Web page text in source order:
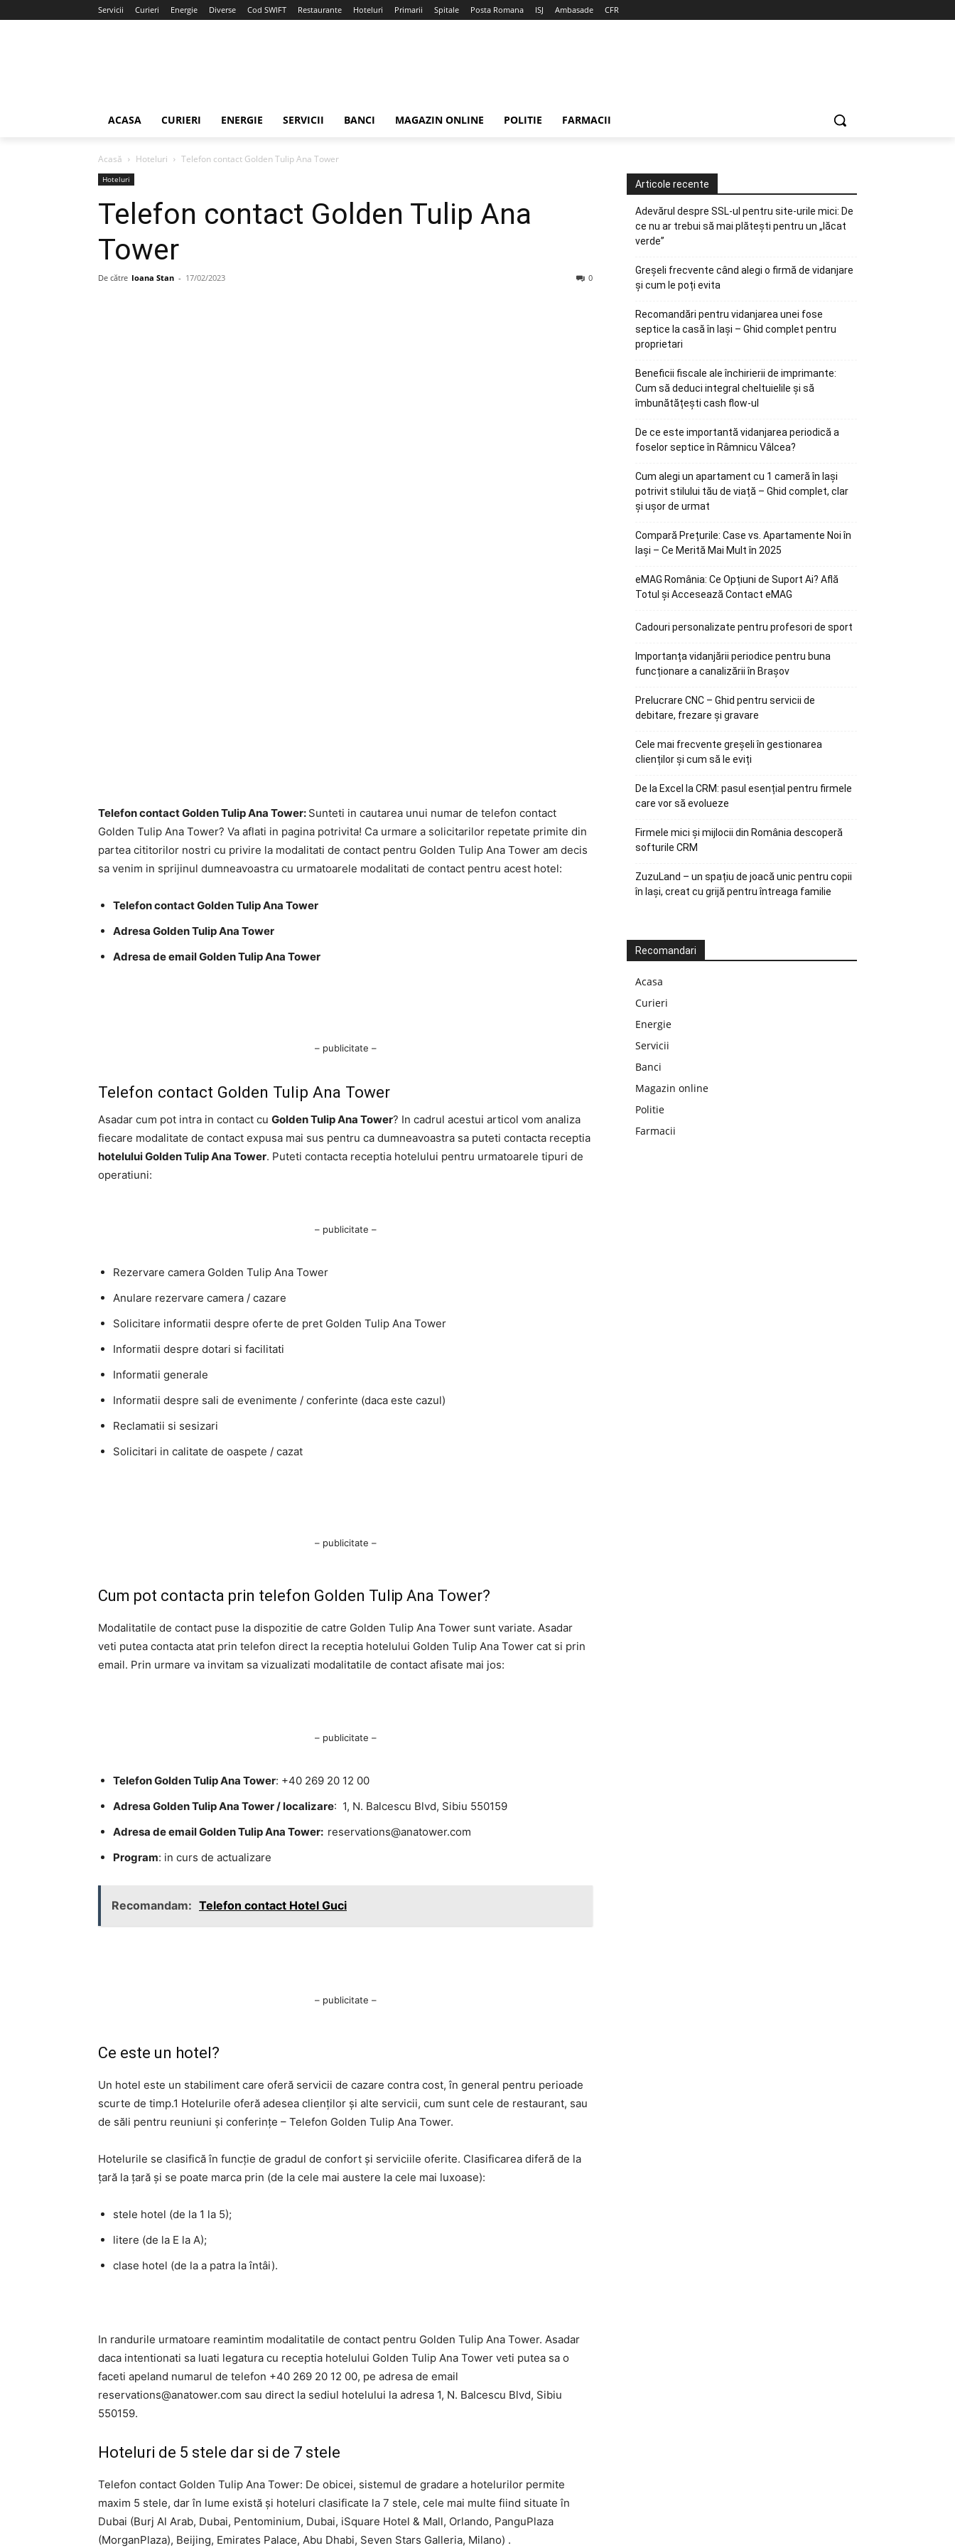
Servicii Curieri Energie Diverse Cod SWIFT Restaurante Hoteluri Primarii Spitale Posta Romana ISJ Ambasade CFR
ACASA CURIERI ENERGIE SERVICII BANCI MAGAZIN ONLINE POLITIE FARMACII
Acasă Hoteluri Telefon contact Golden Tulip Ana Tower
Hoteluri
Telefon contact Golden Tulip Ana
Tower
De către Ioana Stan - 17/02/2023 0
Telefon contact Golden Tulip Ana Tower: Sunteti in cautarea unui numar de telefon contact
Golden Tulip Ana Tower? Va aflati in pagina potrivita! Ca urmare a solicitarilor repetate primite din
partea cititorilor nostri cu privire la modalitati de contact pentru Golden Tulip Ana Tower am decis
sa venim in sprijinul dumneavoastra cu urmatoarele modalitati de contact pentru acest hotel:
Telefon contact Golden Tulip Ana Tower
Adresa Golden Tulip Ana Tower
Adresa de email Golden Tulip Ana Tower
– publicitate –
Telefon contact Golden Tulip Ana Tower
Asadar cum pot intra in contact cu Golden Tulip Ana Tower? In cadrul acestui articol vom analiza
fiecare modalitate de contact expusa mai sus pentru ca dumneavoastra sa puteti contacta receptia
hotelului Golden Tulip Ana Tower. Puteti contacta receptia hotelului pentru urmatoarele tipuri de
operatiuni:
– publicitate –
Rezervare camera Golden Tulip Ana Tower
Anulare rezervare camera / cazare
Solicitare informatii despre oferte de pret Golden Tulip Ana Tower
Informatii despre dotari si facilitati
Informatii generale
Informatii despre sali de evenimente / conferinte (daca este cazul)
Reclamatii si sesizari
Solicitari in calitate de oaspete / cazat
– publicitate –
Cum pot contacta prin telefon Golden Tulip Ana Tower?
Modalitatile de contact puse la dispozitie de catre Golden Tulip Ana Tower sunt variate. Asadar
veti putea contacta atat prin telefon direct la receptia hotelului Golden Tulip Ana Tower cat si prin
email. Prin urmare va invitam sa vizualizati modalitatile de contact afisate mai jos:
– publicitate –
Telefon Golden Tulip Ana Tower: +40 269 20 12 00
Adresa Golden Tulip Ana Tower / localizare: 1, N. Balcescu Blvd, Sibiu 550159
Adresa de email Golden Tulip Ana Tower: reservations@anatower.com
Program: in curs de actualizare
Recomandam: Telefon contact Hotel Guci
– publicitate –
Ce este un hotel?
Un hotel este un stabiliment care oferă servicii de cazare contra cost, în general pentru perioade
scurte de timp.1 Hotelurile oferă adesea clienților și alte servicii, cum sunt cele de restaurant, sau
de săli pentru reuniuni și conferințe – Telefon Golden Tulip Ana Tower.
Hotelurile se clasifică în funcție de gradul de confort și serviciile oferite. Clasificarea diferă de la
țară la țară și se poate marca prin (de la cele mai austere la cele mai luxoase):
stele hotel (de la 1 la 5);
litere (de la E la A);
clase hotel (de la a patra la întâi).
In randurile urmatoare reamintim modalitatile de contact pentru Golden Tulip Ana Tower. Asadar
daca intentionati sa luati legatura cu receptia hotelului Golden Tulip Ana Tower veti putea sa o
faceti apeland numarul de telefon +40 269 20 12 00, pe adresa de email
reservations@anatower.com sau direct la sediul hotelului la adresa 1, N. Balcescu Blvd, Sibiu
550159.
Hoteluri de 5 stele dar si de 7 stele
Telefon contact Golden Tulip Ana Tower: De obicei, sistemul de gradare a hotelurilor permite
maxim 5 stele, dar în lume există și hoteluri clasificate la 7 stele, cele mai multe fiind situate în
Dubai (Burj Al Arab, Dubai, Pentominium, Dubai, iSquare Hotel & Mall, Orlando, PanguPlaza
(MorganPlaza), Beijing, Emirates Palace, Abu Dhabi, Seven Stars Galleria, Milano) .
Articole recente
Adevărul despre SSL-ul pentru site-urile mici: De
ce nu ar trebui să mai plătești pentru un „lăcat
verde”
Greșeli frecvente când alegi o firmă de vidanjare
și cum le poți evita
Recomandări pentru vidanjarea unei fose
septice la casă în Iași – Ghid complet pentru
proprietari
Beneficii fiscale ale închirierii de imprimante:
Cum să deduci integral cheltuielile și să
îmbunătățești cash flow-ul
De ce este importantă vidanjarea periodică a
foselor septice în Râmnicu Vâlcea?
Cum alegi un apartament cu 1 cameră în Iași
potrivit stilului tău de viață – Ghid complet, clar
și ușor de urmat
Compară Prețurile: Case vs. Apartamente Noi în
Iași – Ce Merită Mai Mult în 2025
eMAG România: Ce Opțiuni de Suport Ai? Află
Totul și Accesează Contact eMAG
Cadouri personalizate pentru profesori de sport
Importanța vidanjării periodice pentru buna
funcționare a canalizării în Brașov
Prelucrare CNC – Ghid pentru servicii de
debitare, frezare și gravare
Cele mai frecvente greșeli în gestionarea
clienților și cum să le eviți
De la Excel la CRM: pasul esențial pentru firmele
care vor să evolueze
Firmele mici și mijlocii din România descoperă
softurile CRM
ZuzuLand – un spațiu de joacă unic pentru copii
în Iași, creat cu grijă pentru întreaga familie
Recomandari
Acasa
Curieri
Energie
Servicii
Banci
Magazin online
Politie
Farmacii